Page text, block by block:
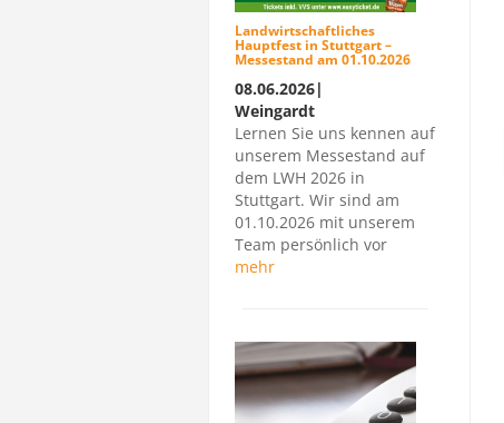
Landwirtschaftliches
Hauptfest in Stuttgart –
Messestand am 01.10.2026
08.06.2026|
Weingardt
Lernen Sie uns kennen auf
unserem Messestand auf
dem LWH 2026 in
Stuttgart. Wir sind am
01.10.2026 mit unserem
Team persönlich vor
mehr